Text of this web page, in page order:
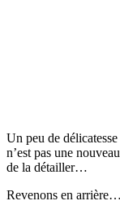
Un peu de
n’est pas une
de la détailler…
Revenons en arrière…